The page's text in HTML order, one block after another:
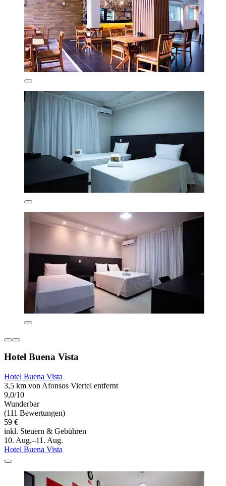
Hotel Buena Vista
Hotel Buena Vista
3,5 km von Afonsos Viertel entfernt
9,0/10
Wunderbar
(111 Bewertungen)
59 €
inkl. Steuern & Gebühren
10. Aug.–11. Aug.
Hotel Buena Vista